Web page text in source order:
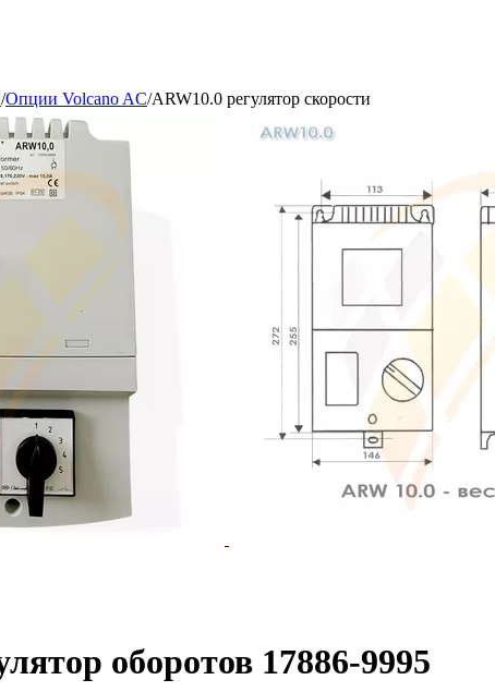
/Опции Volcano AC/ARW10.0 регулятор скорости
оборотов 17886-9995